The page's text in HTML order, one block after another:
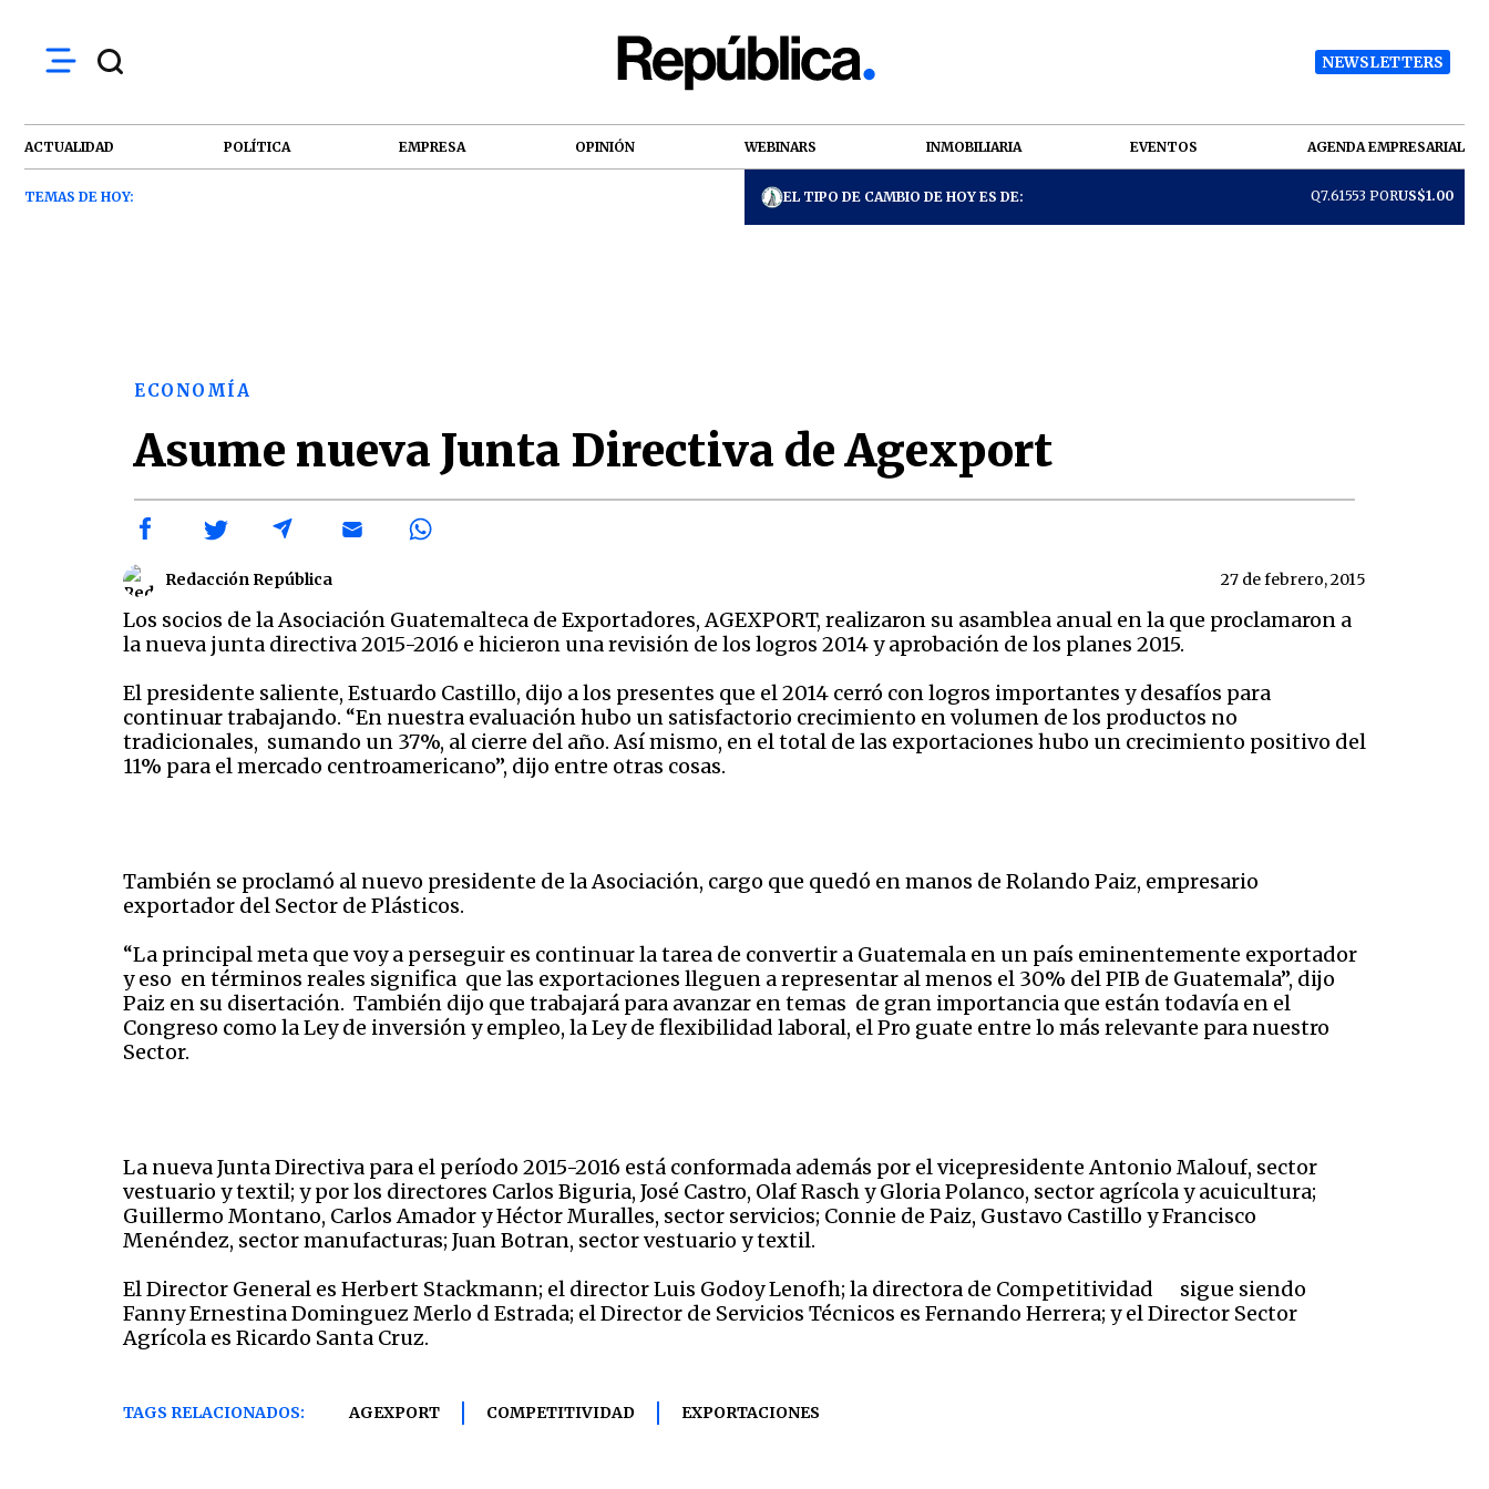
NEWSLETTERS
ACTUALIDAD POLÍTICA EMPRESA OPINIÓN WEBINARS INMOBILIARIA EVENTOS AGENDA EMPRESARIAL
TEMAS DE HOY: EL TIPO DE CAMBIO DE HOY ES DE: Q7.61553 PORUS$1.00
ECONOMÍA
Asume nueva Junta Directiva de Agexport
Redacción República 27 de febrero, 2015
Los socios de la Asociación Guatemalteca de Exportadores, AGEXPORT, realizaron su asamblea anual en la que proclamaron a
la nueva junta directiva 2015-2016 e hicieron una revisión de los logros 2014 y aprobación de los planes 2015.
El presidente saliente, Estuardo Castillo, dijo a los presentes que el 2014 cerró con logros importantes y desafíos para
continuar trabajando. “En nuestra evaluación hubo un satisfactorio crecimiento en volumen de los productos no
tradicionales, sumando un 37%, al cierre del año. Así mismo, en el total de las exportaciones hubo un crecimiento positivo del
11% para el mercado centroamericano”, dijo entre otras cosas.
También se proclamó al nuevo presidente de la Asociación, cargo que quedó en manos de Rolando Paiz, empresario
exportador del Sector de Plásticos.
“La principal meta que voy a perseguir es continuar la tarea de convertir a Guatemala en un país eminentemente exportador
y eso en términos reales significa que las exportaciones lleguen a representar al menos el 30% del PIB de Guatemala”, dijo
Paiz en su disertación. También dijo que trabajará para avanzar en temas de gran importancia que están todavía en el
Congreso como la Ley de inversión y empleo, la Ley de flexibilidad laboral, el Pro guate entre lo más relevante para nuestro
Sector.
La nueva Junta Directiva para el período 2015-2016 está conformada además por el vicepresidente Antonio Malouf, sector
vestuario y textil; y por los directores Carlos Biguria, José Castro, Olaf Rasch y Gloria Polanco, sector agrícola y acuicultura;
Guillermo Montano, Carlos Amador y Héctor Muralles, sector servicios; Connie de Paiz, Gustavo Castillo y Francisco
Menéndez, sector manufacturas; Juan Botran, sector vestuario y textil.
El Director General es Herbert Stackmann; el director Luis Godoy Lenofh; la directora de Competitividad sigue siendo
Fanny Ernestina Dominguez Merlo d Estrada; el Director de Servicios Técnicos es Fernando Herrera; y el Director Sector
Agrícola es Ricardo Santa Cruz.
TAGS RELACIONADOS: AGEXPORT COMPETITIVIDAD EXPORTACIONES